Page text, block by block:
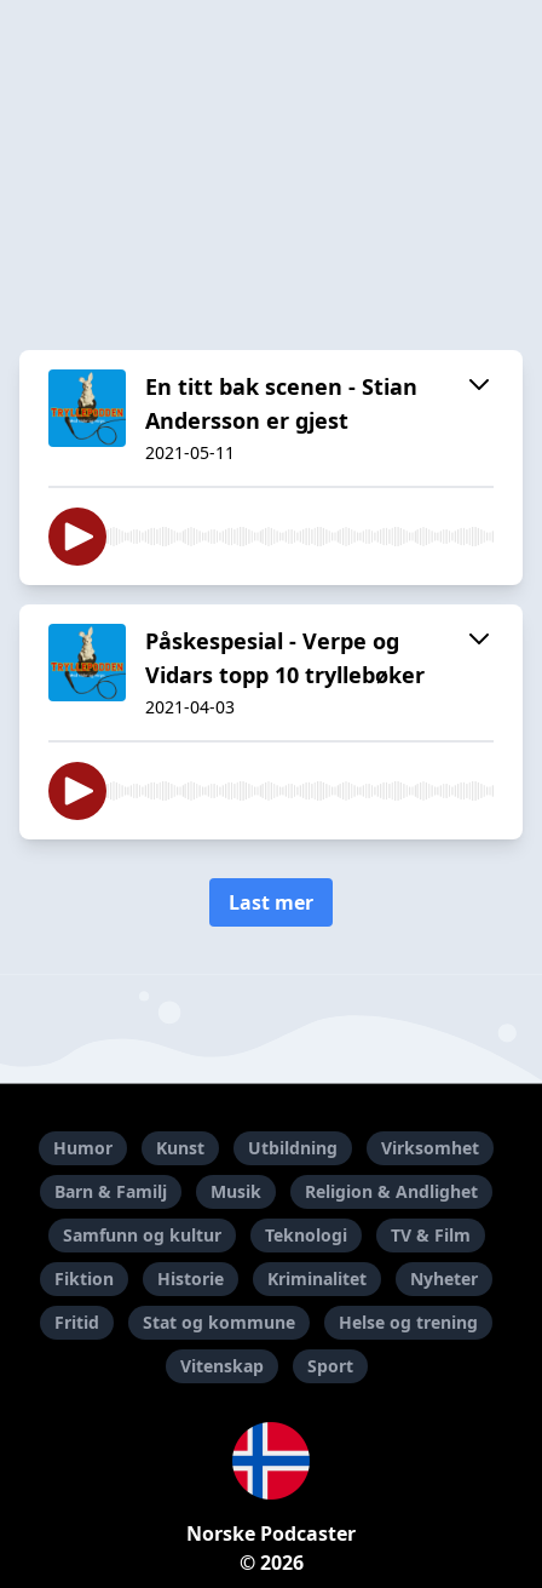
En titt bak scenen - Stian
Andersson er gjest
2021-05-11
Påskespesial - Verpe og
Vidars topp 10 tryllebøker
2021-04-03
Last mer
Humor Kunst Utbildning
Virksomhet
Barn & Familj
Musik
Religion & Andlighet
Samfunn og kultur
Teknologi
TV & Film
Fiktion
Historie Kriminalitet
Nyheter
Fritid
Stat og kommune
Helse og trening
Vitenskap
Sport
Norske Podcaster
© 2026